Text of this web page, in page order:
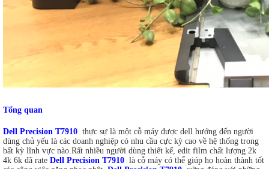
Tổng quan
Dell Precision T7910 thực sự là một cỗ máy được dell hướng đến người
dùng chủ yếu là các doanh nghiệp có nhu cầu cực kỳ cao về hệ thống trong
bất kỳ lĩnh vực nào.Rất nhiều người dùng thiết kế, edit film chất lượng 2k
4k 6k đã rate Dell Precision T7910 là cỗ máy có thể giúp họ hoàn thành tốt